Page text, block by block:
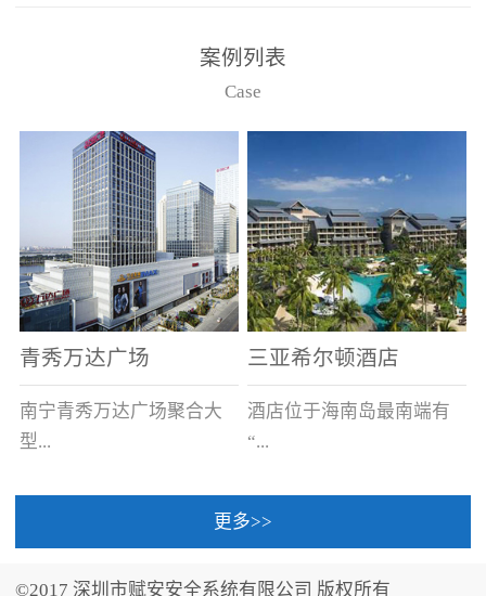
从监控主机上获取，最多
只能接6台，超过的需从现
案例列表
Case
青秀万达广场
南宁青秀万达广场聚合大
型...
三亚希尔顿酒店
酒店位于海南岛最南端有
“...
中国的海岛天堂”之美称的
更多>>
©2017 深圳市赋安安全系统有限公司 版权所有